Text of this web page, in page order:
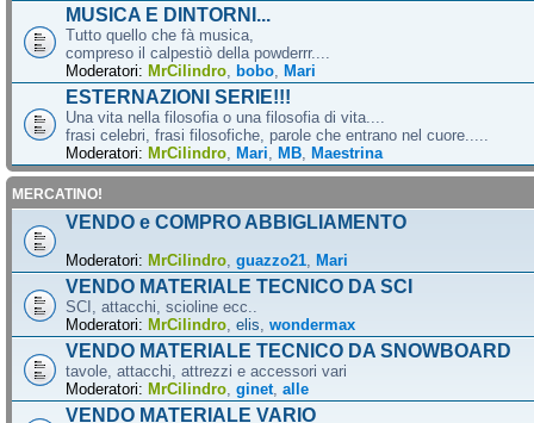
MUSICA E DINTORNI...
Tutto quello che fà musica,
compreso il calpestiò della powderrr....
Moderatori: MrCilindro bobo Mari
ESTERNAZIONI SERIE!!!
Una vita nella filosofia o una filosofia di vita....
frasi celebri, frasi filosofiche, parole che entrano nel cuore.....
Moderatori: MrCilindro Mari MB Maestrina
MERCATINO!
VENDO e COMPRO ABBIGLIAMENTO
Moderatori: MrCilindro guazzo21 Mari
VENDO MATERIALE TECNICO DA SCI
SCI, attacchi, scioline ecc..
Moderatori: MrCilindro elis wondermax
VENDO MATERIALE TECNICO DA SNOWBOARD
tavole, attacchi, attrezzi e accessori vari
Moderatori: MrCilindro ginet alle
VENDO MATERIALE VARIO